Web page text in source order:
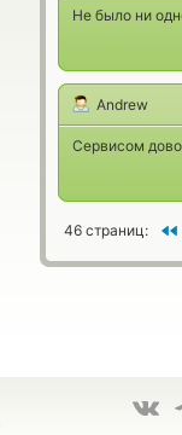
Не было ни
Andrew
Сервисом
46 страниц: